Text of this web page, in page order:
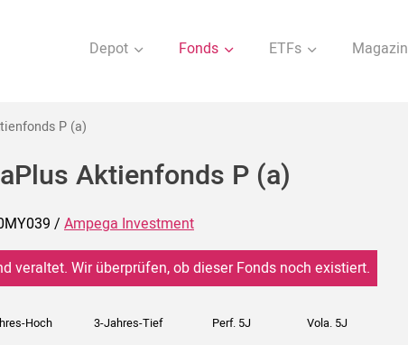
Depot Fonds ETFs Magazin
P (a)
Aktienfonds P (a)
/ Ampega Investment
veraltet. Wir überprüfen, ob dieser Fonds noch existiert.
Hoch 3-Jahres-Tief Perf. 5J Vola. 5J